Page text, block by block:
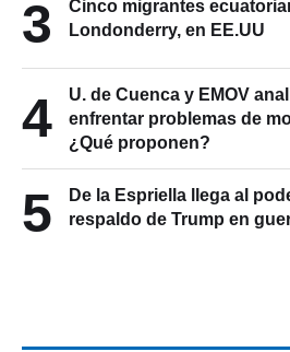
3
Cinco migrantes
Londonderry, en EE.UU
4
U. de Cuenca y EMOV
enfrentar problemas de
¿Qué proponen?
5
De la Espriella llega al
respaldo de Trump en